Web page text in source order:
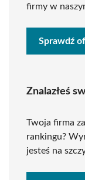
firmy w
Sprawdź
Znalazłeś
Twoja firma
rankingu?
jesteś na